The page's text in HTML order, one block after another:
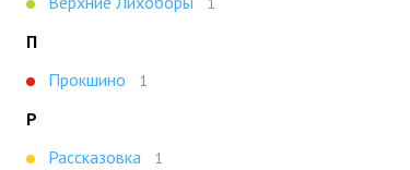
П
Прокшино
1
Р
Рассказовка
1